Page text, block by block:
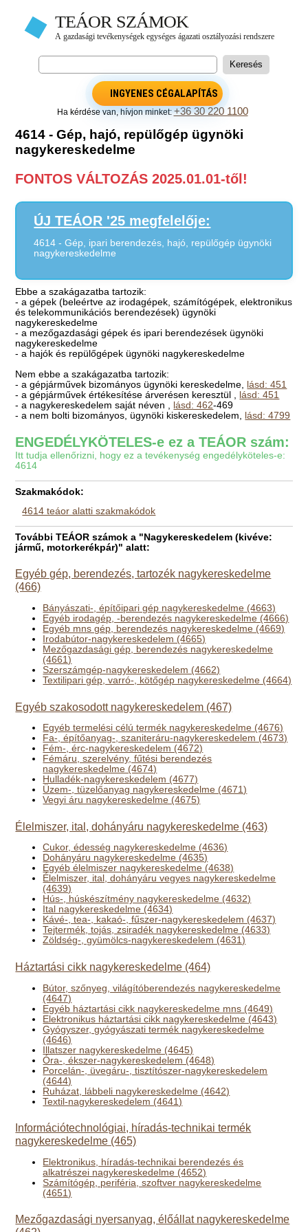
INGYENES CÉGALAPÍTÁS
Ha kérdése van, hívjon minket:+36 30 220 1100
4614 - Gép, hajó, repülőgép ügynöki
nagykereskedelme
FONTOS VÁLTOZÁS 2025.01.01-től!
ÚJ TEÁOR '25 megfelelője:
4614 - Gép, ipari berendezés, hajó, repülőgép ügynöki
nagykereskedelme
Ebbe a szakágazatba tartozik:
- a gépek (beleértve az irodagépek, számítógépek, elektronikus
és telekommunikációs berendezések) ügynöki
nagykereskedelme
- a mezőgazdasági gépek és ipari berendezések ügynöki
nagykereskedelme
- a hajók és repülőgépek ügynöki nagykereskedelme
Nem ebbe a szakágazatba tartozik:
- a gépjárművek bizományos ügynöki kereskedelme, lásd: 451
- a gépjárművek értékesítése árverésen keresztül , lásd: 451
- a nagykereskedelem saját néven , lásd: 462-469
- a nem bolti bizományos, ügynöki kiskereskedelem, lásd: 4799
ENGEDÉLYKÖTELES-e ez a TEÁOR szám:
Itt tudja ellenőrizni, hogy ez a tevékenység engedélyköteles-e:
4614
Szakmakódok:
4614 teáor alatti szakmakódok
További TEÁOR számok a "Nagykereskedelem (kivéve:
jármű, motorkerékpár)" alatt:
Egyéb gép, berendezés, tartozék nagykereskedelme
(466)
Bányászati-, építőipari gép nagykereskedelme (4663)
Egyéb irodagép, -berendezés nagykereskedelme (4666)
Egyéb mns gép, berendezés nagykereskedelme (4669)
Irodabútor-nagykereskedelem (4665)
Mezőgazdasági gép, berendezés nagykereskedelme
(4661)
Szerszámgép-nagykereskedelem (4662)
Textilipari gép, varró-, kötőgép nagykereskedelme (4664)
Egyéb szakosodott nagykereskedelem (467)
Egyéb termelési célú termék nagykereskedelme (4676)
Fa-, építőanyag-, szaniteráru-nagykereskedelem (4673)
Fém-, érc-nagykereskedelem (4672)
Fémáru, szerelvény, fűtési berendezés
nagykereskedelme (4674)
Hulladék-nagykereskedelem (4677)
Üzem-, tüzelőanyag nagykereskedelme (4671)
Vegyi áru nagykereskedelme (4675)
Élelmiszer, ital, dohányáru nagykereskedelme (463)
Cukor, édesség nagykereskedelme (4636)
Dohányáru nagykereskedelme (4635)
Egyéb élelmiszer nagykereskedelme (4638)
Élelmiszer, ital, dohányáru vegyes nagykereskedelme
(4639)
Hús-, húskészítmény nagykereskedelme (4632)
Ital nagykereskedelme (4634)
Kávé-, tea-, kakaó-, fűszer-nagykereskedelem (4637)
Tejtermék, tojás, zsiradék nagykereskedelme (4633)
Zöldség-, gyümölcs-nagykereskedelem (4631)
Háztartási cikk nagykereskedelme (464)
Bútor, szőnyeg, világítóberendezés nagykereskedelme
(4647)
Egyéb háztartási cikk nagykereskedelme mns (4649)
Elektronikus háztartási cikk nagykereskedelme (4643)
Gyógyszer, gyógyászati termék nagykereskedelme
(4646)
Illatszer nagykereskedelme (4645)
Óra-, ékszer-nagykereskedelem (4648)
Porcelán-, üvegáru-, tisztítószer-nagykereskedelem
(4644)
Ruházat, lábbeli nagykereskedelme (4642)
Textil-nagykereskedelem (4641)
Információtechnológiai, híradás-technikai termék
nagykereskedelme (465)
Elektronikus, híradás-technikai berendezés és
alkatrészei nagykereskedelme (4652)
Számítógép, periféria, szoftver nagykereskedelme
(4651)
Mezőgazdasági nyersanyag, élőállat nagykereskedelme